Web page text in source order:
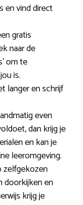
en vind direct
gratis
naar de
om te
is.
langer en schrijf
even
dan krijg je
en kan je
leeromgeving.
zelfgekozen
doorkijken en
krijg je